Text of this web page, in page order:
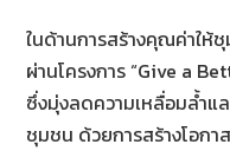
ในด้านการสร้างคุณค่าให้
ผ่านโครงการ “Give a
ซึ่งมุ่งลดความเหลื่อมล้ำ
ชุมชน ด้วยการสร้างโอก